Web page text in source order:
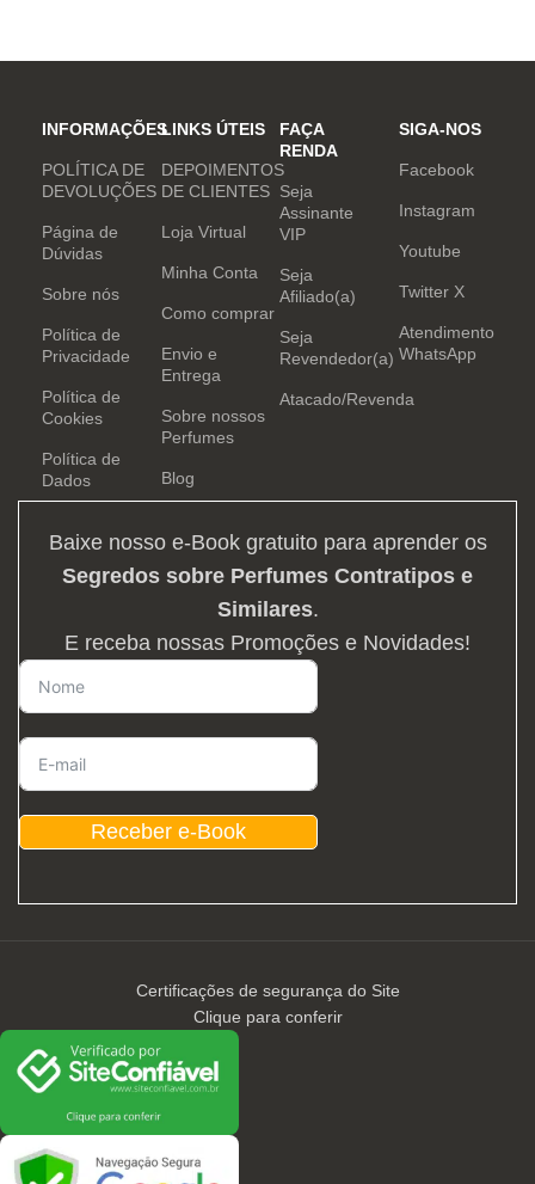
INFORMAÇÕES
POLÍTICA DE
DEVOLUÇÕES
Página de
Dúvidas
Sobre nós
Política de
Privacidade
Política de
Cookies
Política de
Dados
LINKS ÚTEIS
DEPOIMENTOS
DE CLIENTES
Loja Virtual
Minha Conta
Como comprar
Envio e
Entrega
Sobre nossos
Perfumes
Blog
FAÇA
RENDA
Seja
Assinante
VIP
Seja
Afiliado(a)
Seja
Revendedor(a)
Atacado/Revenda
SIGA-NOS
Facebook
Instagram
Youtube
Twitter X
Atendimento
WhatsApp
Baixe nosso e-Book gratuito para aprender os
Segredos sobre Perfumes Contratipos e
Similares.
E receba nossas Promoções e Novidades!
Receber e-Book
Certificações de segurança do Site
Clique para conferir